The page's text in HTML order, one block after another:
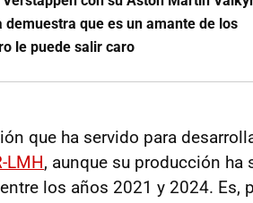
demuestra que es un amante de los
le puede salir caro
que ha servido para
LMH, aunque su producción ha
entre los años 2021 y 2024. Es,